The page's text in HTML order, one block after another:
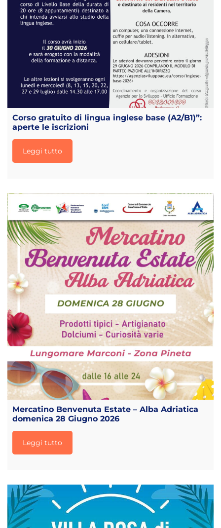
Corso gratuito di lingua inglese base (A2/B1)”:
aperte le iscrizioni
Leggi tutto
Mercatino Benvenuta Estate – Alba Adriatica
domenica 28 Giugno 2026
Leggi tutto